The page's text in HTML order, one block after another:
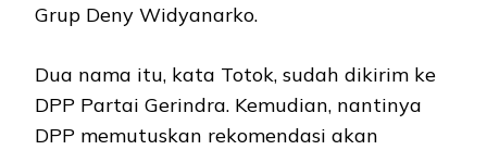
Grup Deny Widyanarko.
Dua nama itu, kata Totok, sudah dikirim ke
DPP Partai Gerindra. Kemudian, nantinya
DPP memutuskan rekomendasi akan